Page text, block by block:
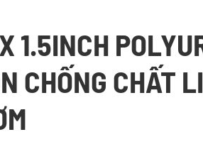
1.5INCH
CHỐNG CHẤT